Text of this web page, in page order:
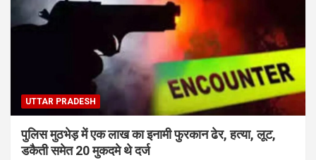
UTTAR PRADESH
पुलिस मुठभेड़ में एक लाख का इनामी फुरकान ढेर, हत्या, लूट,
डकैती समेत 20 मुकदमे थे दर्ज